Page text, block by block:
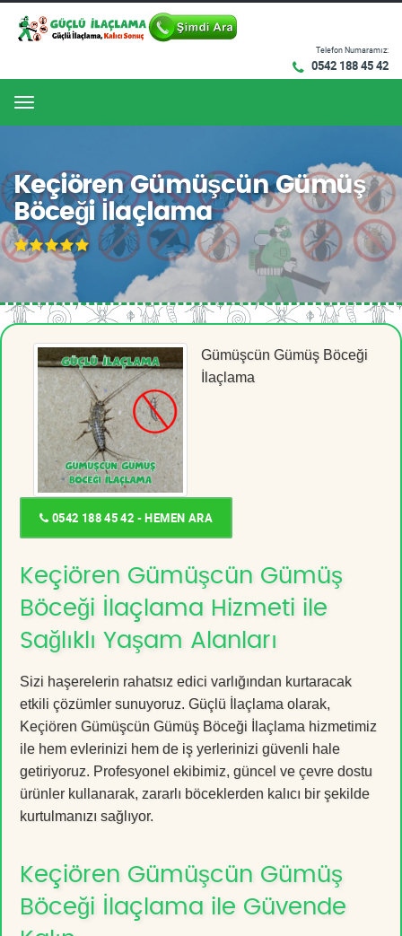
Telefon Numaramız:
0542 188 45 42
Menu
Keçiören Gümüşcün Gümüş
Böceği İlaçlama
Gümüşcün Gümüş Böceği
İlaçlama
0542 188 45 42 - HEMEN ARA
Keçiören Gümüşcün Gümüş
Böceği İlaçlama Hizmeti ile
Sağlıklı Yaşam Alanları
Sizi haşerelerin rahatsız edici varlığından kurtaracak
etkili çözümler sunuyoruz. Güçlü İlaçlama olarak,
Keçiören Gümüşcün Gümüş Böceği İlaçlama hizmetimiz
ile hem evlerinizi hem de iş yerlerinizi güvenli hale
getiriyoruz. Profesyonel ekibimiz, güncel ve çevre dostu
ürünler kullanarak, zararlı böceklerden kalıcı bir şekilde
kurtulmanızı sağlıyor.
Keçiören Gümüşcün Gümüş
Böceği İlaçlama ile Güvende